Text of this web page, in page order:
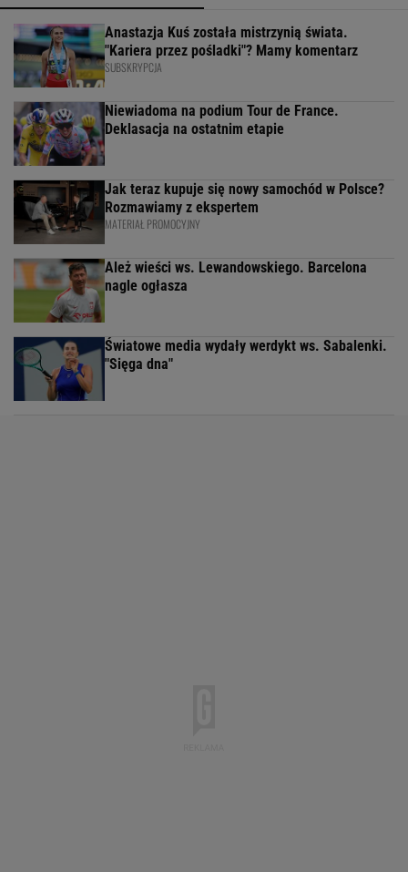
Anastazja Kuś została mistrzynią świata.
"Kariera przez pośladki"? Mamy komentarz
SUBSKRYPCJA
Niewiadoma na podium Tour de France.
Deklasacja na ostatnim etapie
Jak teraz kupuje się nowy samochód w Polsce?
Rozmawiamy z ekspertem
MATERIAŁ PROMOCYJNY
Ależ wieści ws. Lewandowskiego. Barcelona
nagle ogłasza
Światowe media wydały werdykt ws. Sabalenki.
"Sięga dna"